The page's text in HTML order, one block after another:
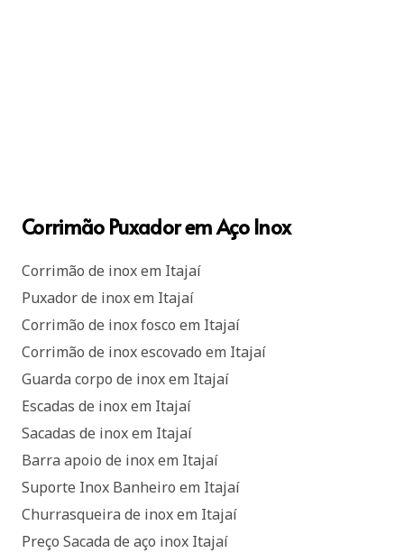
Corrimão Puxador em Aço Inox
Corrimão de inox em Itajaí
Puxador de inox em Itajaí
Corrimão de inox fosco em Itajaí
Corrimão de inox escovado em Itajaí
Guarda corpo de inox em Itajaí
Escadas de inox em Itajaí
Sacadas de inox em Itajaí
Barra apoio de inox em Itajaí
Suporte Inox Banheiro em Itajaí
Churrasqueira de inox em Itajaí
Preço Sacada de aço inox Itajaí